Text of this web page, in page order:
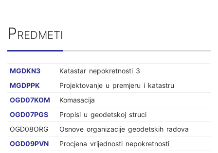
Predmeti
MGDKN3
Katastar nepokretnosti 3
MGDPPK
Projektovanje u premjeru i katastru
OGD07KOM
Komasacija
OGD07PGS
Propisi u geodetskoj struci
OGD08ORG
Osnove organizacije geodetskih radova
OGD09PVN
Procjena vrijednosti nepokretnosti